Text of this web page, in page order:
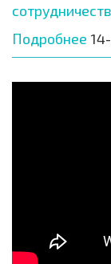
Подробнее